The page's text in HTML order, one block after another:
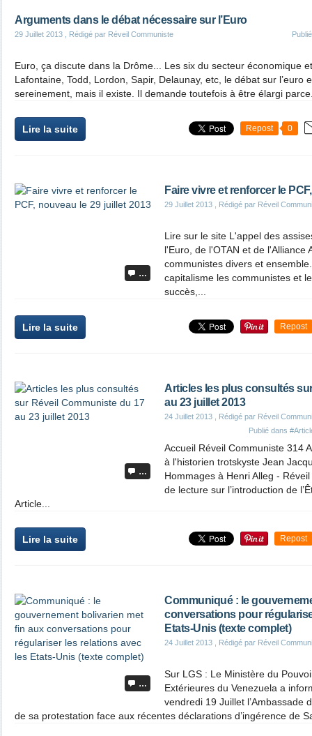
Arguments dans le débat nécessaire sur l’Euro
29 Juillet 2013 , Rédigé par Réveil Communiste
Euro, ça discute dans la Drôme... Les six du secteur économique
Lafontaine, Todd, Lordon, Sapir, Delaunay, etc, le débat sur l’euro
sereinement, mais il existe. Il demande toutefois à être élargi
Lire la suite Repost 0
…
Faire vivre et renforcer le
29 Juillet 2013 , Rédigé par Réveil
Lire sur le site L'appel des
l'Euro, de l'OTAN et de l'Alliance
communistes divers et
capitalisme les communistes et
succès,...
Lire la suite Repost
…
Articles les plus consultés
au 23 juillet 2013
24 Juillet 2013 , Rédigé par Réveil
Publié dans
Accueil Réveil Communiste 314
à l'historien trotskyste Jean
Hommages à Henri Alleg -
de lecture sur l’introduction de
Article...
Lire la suite Repost
…
Communiqué : le
conversations pour
Etats-Unis (texte complet)
24 Juillet 2013 , Rédigé par Réveil
Sur LGS : Le Ministère du
Extérieures du Venezuela a
vendredi 19 Juillet l’Ambassade
de sa protestation face aux récentes déclarations d’ingérence de